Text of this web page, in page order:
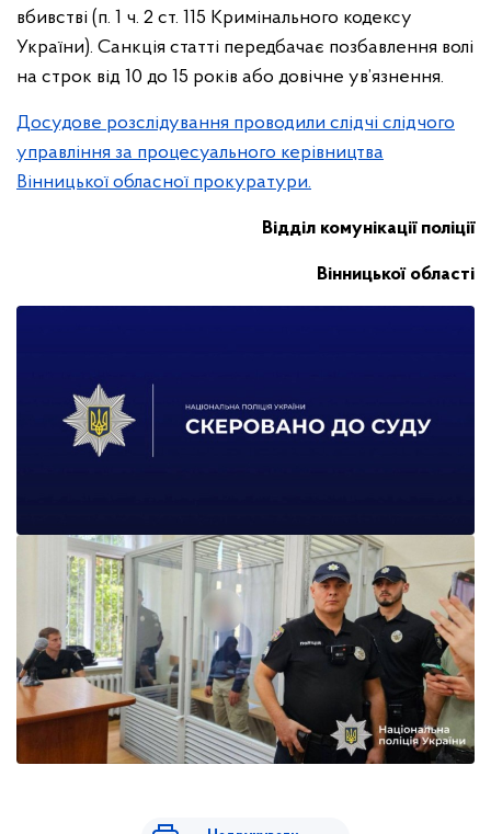
вбивстві (п. 1 ч. 2 ст. 115 Кримінального кодексу
України). Санкція статті передбачає позбавлення волі
на строк від 10 до 15 років або довічне ув’язнення.
Досудове розслідування проводили слідчі слідчого
управління за процесуального керівництва
Вінницької обласної прокуратури.
Відділ комунікації поліції
Вінницької області